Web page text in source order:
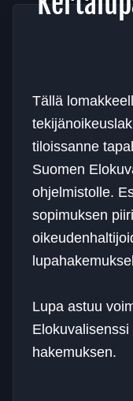
Tällä
tiloissanne
Suomen
ohjelmistolle.
sopimuksen
Lupa astuu
hakemuksen.